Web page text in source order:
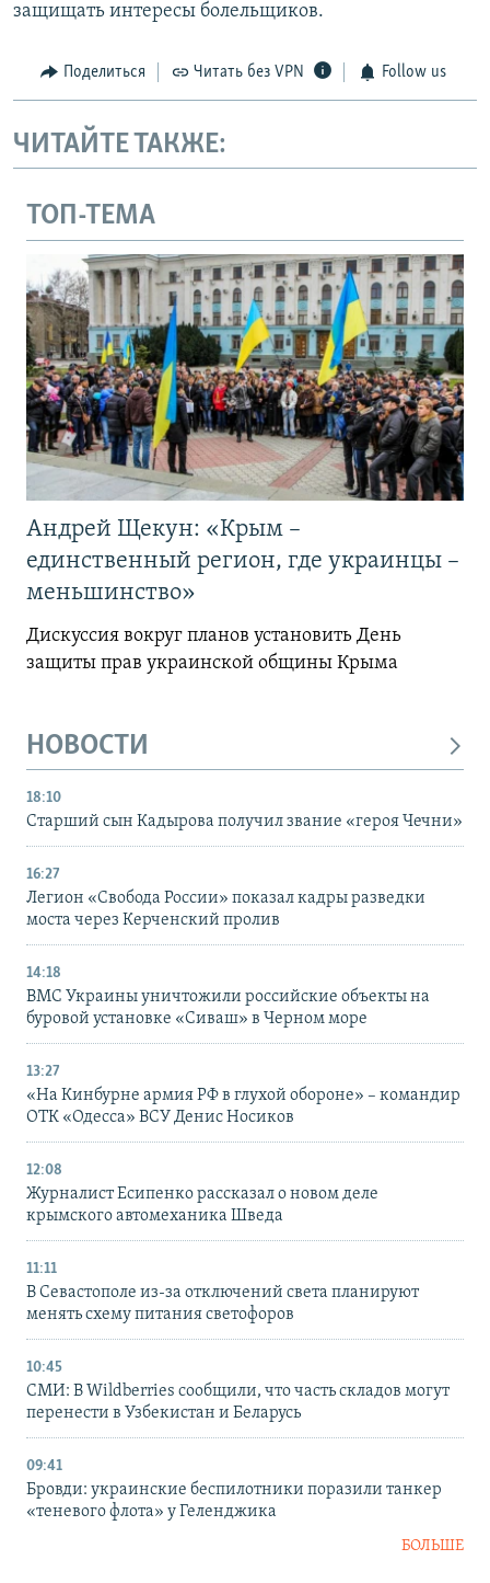
защищать интересы болельщиков.
Поделиться Читать без VPN Follow us
ЧИТАЙТЕ ТАКЖЕ:
ТОП-ТЕМА
Андрей Щекун: «Крым –
единственный регион, где украинцы –
меньшинство»
Дискуссия вокруг планов установить День
защиты прав украинской общины Крыма
НОВОСТИ
18:10
Старший сын Кадырова получил звание «героя Чечни»
16:27
Легион «Свобода России» показал кадры разведки
моста через Керченский пролив
14:18
ВМС Украины уничтожили российские объекты на
буровой установке «Сиваш» в Черном море
13:27
«На Кинбурне армия РФ в глухой обороне» – командир
ОТК «Одесса» ВСУ Денис Носиков
12:08
Журналист Есипенко рассказал о новом деле
крымского автомеханика Шведа
11:11
В Севастополе из-за отключений света планируют
менять схему питания светофоров
10:45
СМИ: В Wildberries сообщили, что часть складов могут
перенести в Узбекистан и Беларусь
09:41
Бровди: украинские беспилотники поразили танкер
«теневого флота» у Геленджика
БОЛЬШЕ